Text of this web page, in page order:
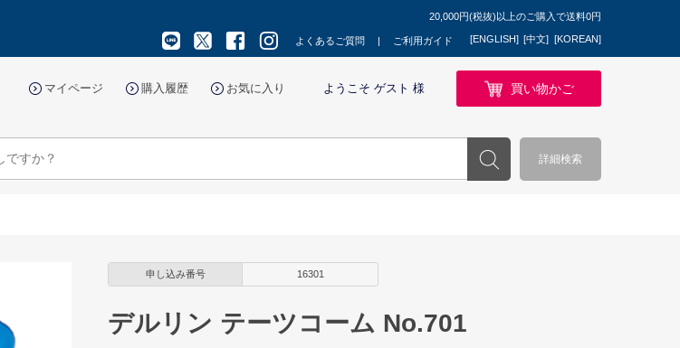
20,000円(税抜)以上のご購入で送料0円
よくあるご質問 ご利用ガイド [ENGLISH] [中文] [KOREAN]
マイページ 購入履歴 お気に入り ようこそ ゲスト 様 買い物かご
詳細検索
申し込み番号 16301
デルリン テーツコーム No.701